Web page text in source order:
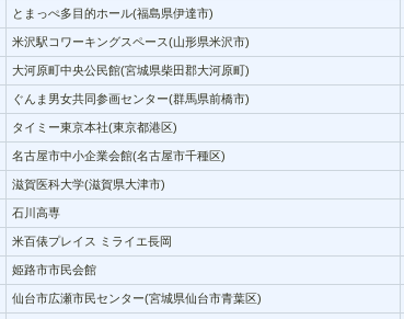
とまっぺ多目的ホール(福島県伊達市)
米沢駅コワーキングスペース(山形県米沢市)
大河原町中央公民館(宮城県柴田郡大河原町)
ぐんま男女共同参画センター(群馬県前橋市)
タイミー東京本社(東京都港区)
名古屋市中小企業会館(名古屋市千種区)
滋賀医科大学(滋賀県大津市)
石川高専
米百俵プレイス ミライエ長岡
姫路市市民会館
仙台市広瀬市民センター(宮城県仙台市青葉区)